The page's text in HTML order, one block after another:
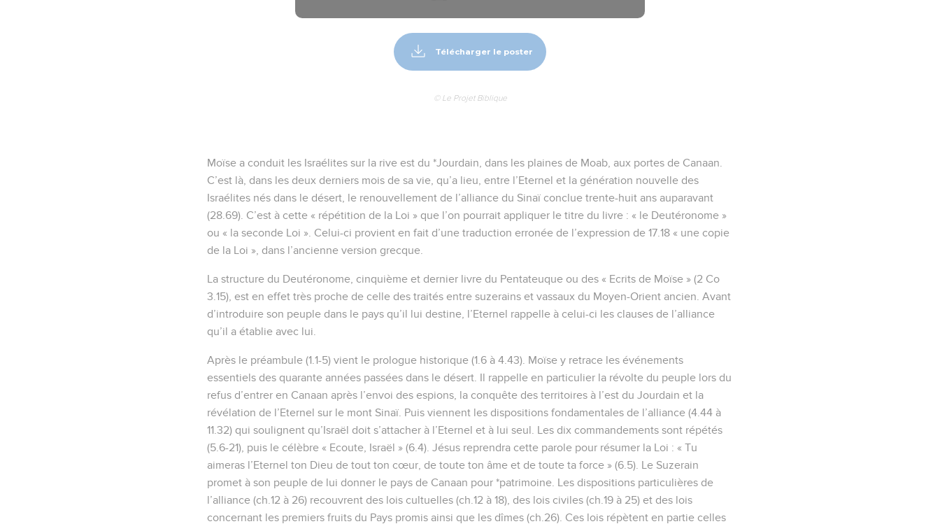
Télécharger le poster
© Le Projet Biblique
Moïse a conduit les Israélites sur la rive est du *Jourdain, dans les plaines de Moab, aux portes de Canaan.
C’est là, dans les deux derniers mois de sa vie, qu’a lieu, entre l’Eternel et la génération nouvelle des
Israélites nés dans le désert, le renouvellement de l’alliance du Sinaï conclue trente-huit ans auparavant
(28.69). C’est à cette « répétition de la Loi » que l’on pourrait appliquer le titre du livre : « le Deutéronome »
ou « la seconde Loi ». Celui-ci provient en fait d’une traduction erronée de l’expression de 17.18 « une copie
de la Loi », dans l’ancienne version grecque.
La structure du Deutéronome, cinquième et dernier livre du Pentateuque ou des « Ecrits de Moïse » (2 Co
3.15), est en effet très proche de celle des traités entre suzerains et vassaux du Moyen-Orient ancien. Avant
d’introduire son peuple dans le pays qu’il lui destine, l’Eternel rappelle à celui-ci les clauses de l’alliance
qu’il a établie avec lui.
Après le préambule (1.1-5) vient le prologue historique (1.6 à 4.43). Moïse y retrace les événements
essentiels des quarante années passées dans le désert. Il rappelle en particulier la révolte du peuple lors du
refus d’entrer en Canaan après l’envoi des espions, la conquête des territoires à l’est du Jourdain et la
révélation de l’Eternel sur le mont Sinaï. Puis viennent les dispositions fondamentales de l’alliance (4.44 à
11.32) qui soulignent qu’Israël doit s’attacher à l’Eternel et à lui seul. Les dix commandements sont répétés
(5.6-21), puis le célèbre « Ecoute, Israël » (6.4). Jésus reprendra cette parole pour résumer la Loi : « Tu
aimeras l’Eternel ton Dieu de tout ton cœur, de toute ton âme et de toute ta force » (6.5). Le Suzerain
promet à son peuple de lui donner le pays de Canaan pour *patrimoine. Les dispositions particulières de
l’alliance (ch.12 à 26) recouvrent des lois cultuelles (ch.12 à 18), des lois civiles (ch.19 à 25) et des lois
concernant les premiers fruits du Pays promis ainsi que les dîmes (ch.26). Ces lois répètent en partie celles